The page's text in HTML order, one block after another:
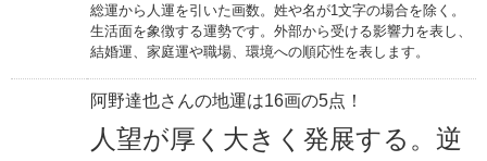
総運から人運を引いた画数。姓や名が1文字の場合を除く。
生活面を象徴する運勢です。外部から受ける影響力を表し、
結婚運、家庭運や職場、環境への順応性を表します。
阿野達也さんの地運は16画の5点！
人望が厚く大きく発展する。逆